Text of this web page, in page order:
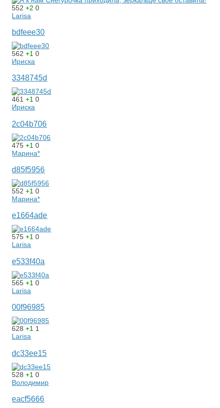
552+20
Larisa
bdfeee30
562+10
Ириска
3348745d
461+10
Ириска
2c04b706
475+10
Марина*
d85f5956
552+10
Марина*
e1664ade
575+10
Larisa
e533f40a
565+10
Larisa
00f96985
628+1 1
Larisa
dc33ee15
528+10
Володимир
eacf5666